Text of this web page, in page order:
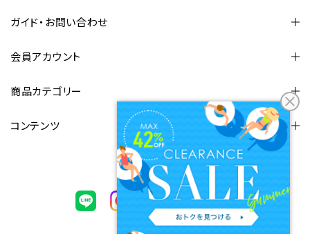
ガイド・お問い合わせ
会員アカウント
商品カテゴリー
コンテンツ
FOLLOW US